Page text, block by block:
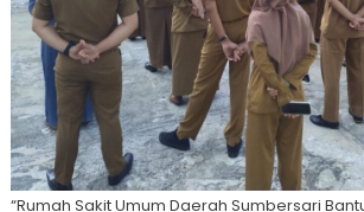
“Rumah Sakit Umum Daerah Sumbersari